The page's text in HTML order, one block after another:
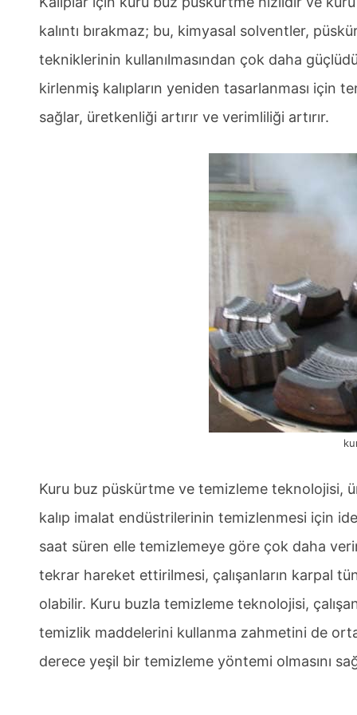
kalıntı bırakmaz; bu, kimyasal solventler,
tekniklerinin kullanılmasından çok daha
kirlenmiş kalıpların yeniden tasarlanması
sağlar, üretkenliği artırır ve verimliliği artırır.
Kuru buz püskürtme ve temizleme teknolojisi,
kalıp imalat endüstrilerinin temizlenmesi için
saat süren elle temizlemeye göre çok daha
tekrar hareket ettirilmesi, çalışanların karpal
olabilir. Kuru buzla temizleme teknolojisi,
temizlik maddelerini kullanma zahmetini de
derece yeşil bir temizleme yöntemi olmasını